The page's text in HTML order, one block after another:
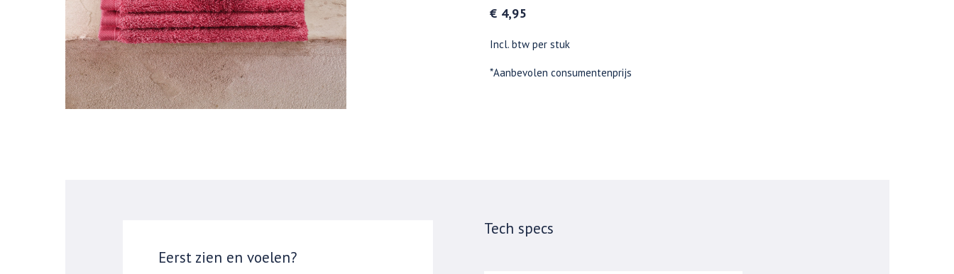
€ 4,95
Incl. btw per stuk
*Aanbevolen consumentenprijs
Eerst zien en voelen?
Tech specs